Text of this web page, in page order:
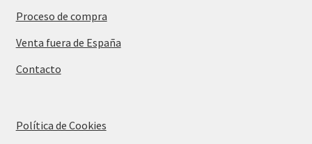
Proceso de compra
Venta fuera de España
Contacto
Política de Cookies